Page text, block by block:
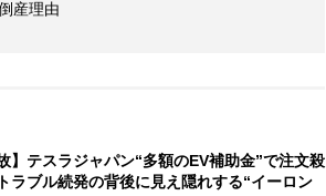
産理由
】テスラジャパン“多額のEV補助金”で注文殺
ブル続発の背後に見え隠れする“イーロン